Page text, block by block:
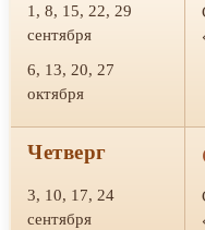
1, 8, 15, 22, 29
сентября
6, 13, 20, 27
октября
Четверг
3, 10, 17, 24
сентября